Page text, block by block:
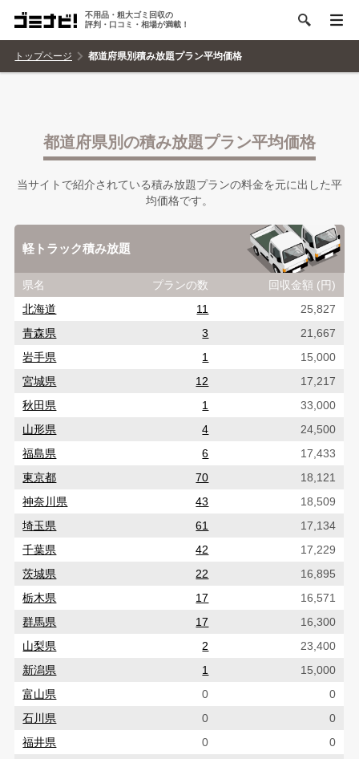
不用品・粗大ゴミ回収の
評判・口コミ・相場が満載！
トップページ 都道府県別積み放題プラン平均価格
都道府県別の積み放題プラン平均価格
当サイトで紹介されている積み放題プランの料金を元に出した平
均価格です。
軽トラック積み放題
県名 プランの数
回収金額 (円)
北海道
11
25,827
青森県
3
21,667
岩手県
1
15,000
宮城県
12
17,217
秋田県
1
33,000
山形県
4
24,500
福島県
6
17,433
東京都
70
18,121
神奈川県
43
18,509
埼玉県
61
17,134
千葉県
42
17,229
茨城県
22
16,895
栃木県
17
16,571
群馬県
17
16,300
山梨県
2
23,400
新潟県
1
15,000
富山県
0
0
石川県
0
0
福井県
0
0